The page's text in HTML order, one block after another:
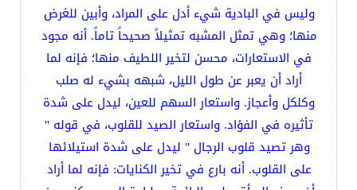
وليس في البادية شيء أدل على المراد، وأبين للغرض
منها؛ وهي تمثل المشبه تمثيلاً صحيحاً تاماً. أنه مجود
في الاستعارات، محسن لتخير اللطيف منها؛ فإنه لما
أراد أن يعبر عن طول الليل، شبهه بشيء له صلب
وكلكل وأعجاز. واستعار السهم للعين، ليدل على شدة
تأثيره في الفؤاد. واستعار الصيد للقلوب، في قوله "
وهر تصيد قلوب الرجال " ليدل على شدة استيلائها
على القلوب. أنه بارع في تخير الكنايات: فإنه لما أراد